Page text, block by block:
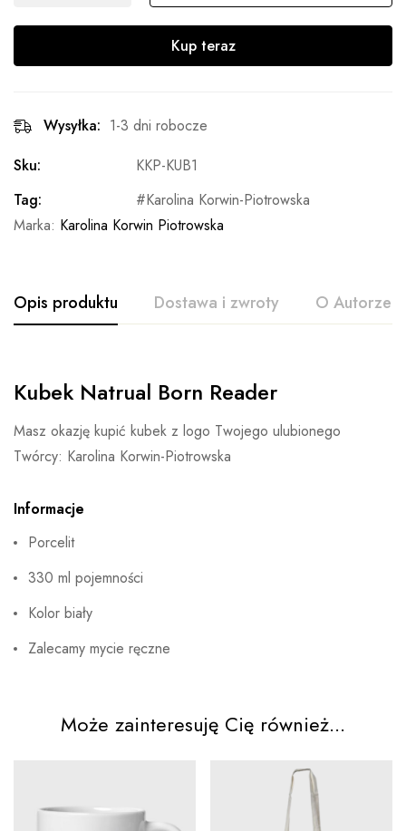
Kup teraz
Wysyłka: 1-3 dni robocze
Sku:
KKP-KUB1
Tag:
Karolina Korwin-Piotrowska
Marka: Karolina Korwin Piotrowska
Opis produktu Dostawa i zwroty O Autorze
Kubek Natrual Born Reader
Masz okazję kupić kubek z logo Twojego ulubionego
Twórcy: Karolina Korwin-Piotrowska
Informacje
Porcelit
330 ml pojemności
Kolor biały
Zalecamy mycie ręczne
Może zainteresuję Cię również...